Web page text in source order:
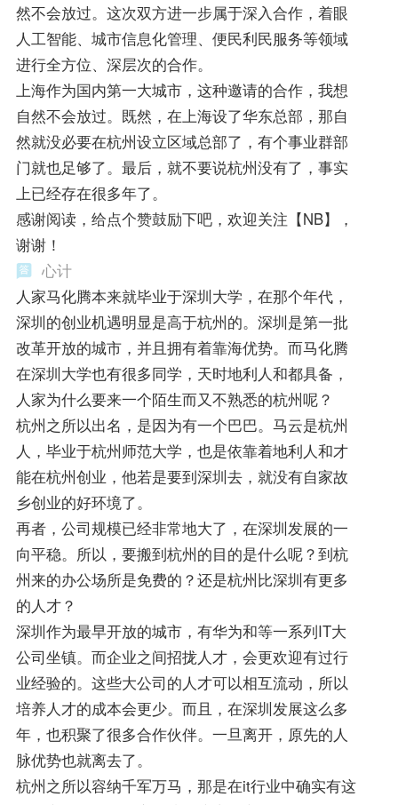
然不会放过。这次双方进一步属于深入合作，着眼
人工智能、城市信息化管理、便民利民服务等领域
进行全方位、深层次的合作。
上海作为国内第一大城市，这种邀请的合作，我想
自然不会放过。既然，在上海设了华东总部，那自
然就没必要在杭州设立区域总部了，有个事业群部
门就也足够了。最后，就不要说杭州没有了，事实
上已经存在很多年了。
感谢阅读，给点个赞鼓励下吧，欢迎关注【NB】，
谢谢！
心计
人家马化腾本来就毕业于深圳大学，在那个年代，
深圳的创业机遇明显是高于杭州的。深圳是第一批
改革开放的城市，并且拥有着靠海优势。而马化腾
在深圳大学也有很多同学，天时地利人和都具备，
人家为什么要来一个陌生而又不熟悉的杭州呢？
杭州之所以出名，是因为有一个巴巴。马云是杭州
人，毕业于杭州师范大学，也是依靠着地利人和才
能在杭州创业，他若是要到深圳去，就没有自家故
乡创业的好环境了。
再者，公司规模已经非常地大了，在深圳发展的一
向平稳。所以，要搬到杭州的目的是什么呢？到杭
州来的办公场所是免费的？还是杭州比深圳有更多
的人才？
深圳作为最早开放的城市，有华为和等一系列IT大
公司坐镇。而企业之间招拢人才，会更欢迎有过行
业经验的。这些大公司的人才可以相互流动，所以
培养人才的成本会更少。而且，在深圳发展这么多
年，也积聚了很多合作伙伴。一旦离开，原先的人
脉优势也就离去了。
杭州之所以容纳千军万马，那是在it行业中确实有这